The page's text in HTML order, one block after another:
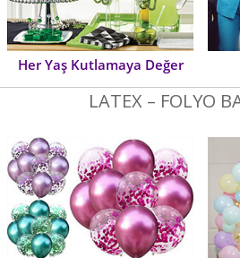
Her Yaş Kutlamaya Değer
LATEX – FOLYO